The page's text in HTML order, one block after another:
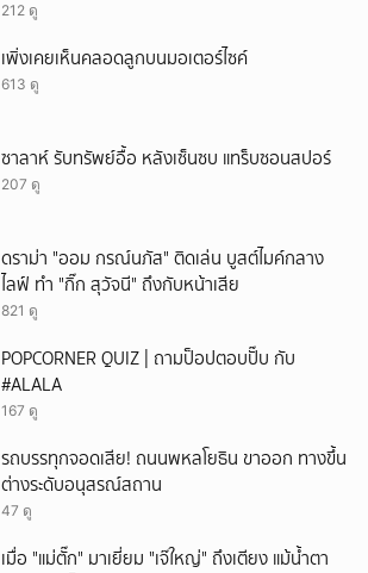
212 ดู
เพิ่งเคยเห็นคลอดลูกบนมอเตอร์ไซค์
613 ดู
ซาลาห์ รับทรัพย์อื้อ หลังเซ็นซบ แทร็บซอนสปอร์
207 ดู
ดราม่า "ออม กรณ์นภัส" ติดเล่น บูสต์ไมค์กลาง
ไลฟ์ ทำ "กิ๊ก สุวัจนี" ถึงกับหน้าเสีย
821 ดู
POPCORNER QUIZ | ถามป็อปตอบปั๊บ กับ
#ALALA
167 ดู
รถบรรทุกจอดเสีย! ถนนพหลโยธิน ขาออก ทางขึ้น
ต่างระดับอนุสรณ์สถาน
47 ดู
เมื่อ "แม่ตั๊ก" มาเยี่ยม "เจ๊ใหญ่" ถึงเตียง แม้น้ำตา